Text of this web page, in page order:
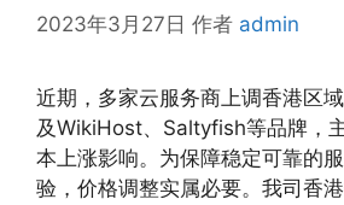
2023年3月27日 作者 admin
近期，多家云服务商上调香港区
及WikiHost、Saltyfish等品牌，
本上涨影响。为保障稳定可靠的
验，价格调整实属必要。我司香